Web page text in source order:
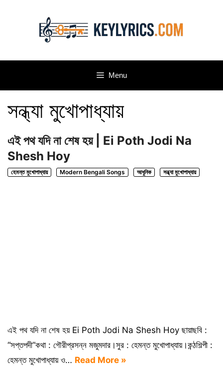
Menu
সন্ধ্যা মুখোপাধ্যায়
এই পথ যদি না শেষ হয় | Ei Poth Jodi Na
Shesh Hoy
হেমন্ত মুখোপাধ্যায় Modern Bengali Songs আধুনিক সন্ধ্যা মুখোপাধ্যায়
এই পথ যদি না শেষ হয় Ei Poth Jodi Na Shesh Hoy ছায়াছবি :
“সপ্তপদী”কথা : গৌরীপ্রসন্ন মজুমদার।সুর : হেমন্ত মুখোপাধ্যায়।কন্ঠশিল্পী :
হেমন্ত মুখোপাধ্যায় ও… Read More »